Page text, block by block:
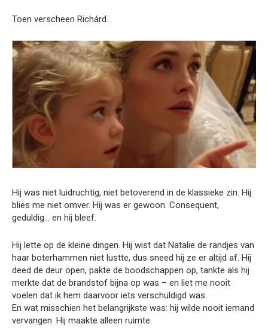
Toen verscheen Richárd.
Hij was niet luidruchtig, niet betoverend in de klassieke zin. Hij
blies me niet omver. Hij was er gewoon. Consequent,
geduldig… en hij bleef.
Hij lette op de kleine dingen. Hij wist dat Natalie de randjes van
haar boterhammen niet lustte, dus sneed hij ze er altijd af. Hij
deed de deur open, pakte de boodschappen op, tankte als hij
merkte dat de brandstof bijna op was – en liet me nooit
voelen dat ik hem daarvoor iets verschuldigd was.
En wat misschien het belangrijkste was: hij wilde nooit iemand
vervangen. Hij maakte alleen ruimte.